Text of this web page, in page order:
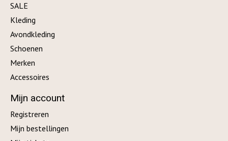
SALE
Kleding
Avondkleding
Schoenen
Merken
Accessoires
Mijn account
Registreren
Mijn bestellingen